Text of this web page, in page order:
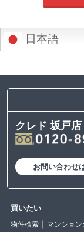
日本語
クレド 坂戸店
お問い合わせ
買いたい
物件検索 マンショ